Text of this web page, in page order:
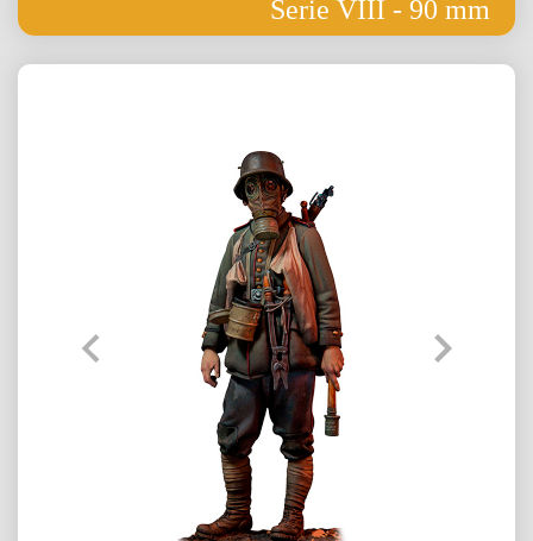
Serie VIII - 90 mm